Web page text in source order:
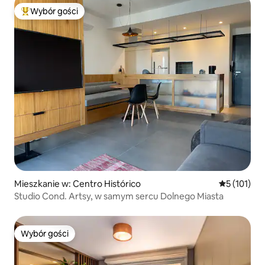
Najpopularniejsze z kategorii Wybór gości
Wybór gości
Mieszkanie w: Centro Histórico Średnia
5 (101)
Studio Cond. Artsy, w samym sercu Dolnego Miasta
Wybór gości
Wybór gości